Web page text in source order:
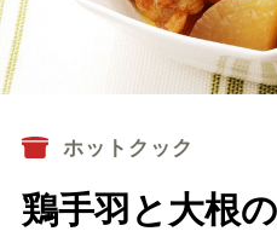
ホットクック
鶏手羽と大根